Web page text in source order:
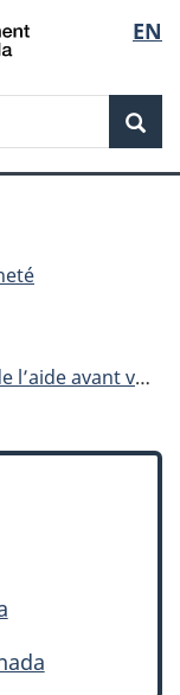
de
la
EN
votre arrivée